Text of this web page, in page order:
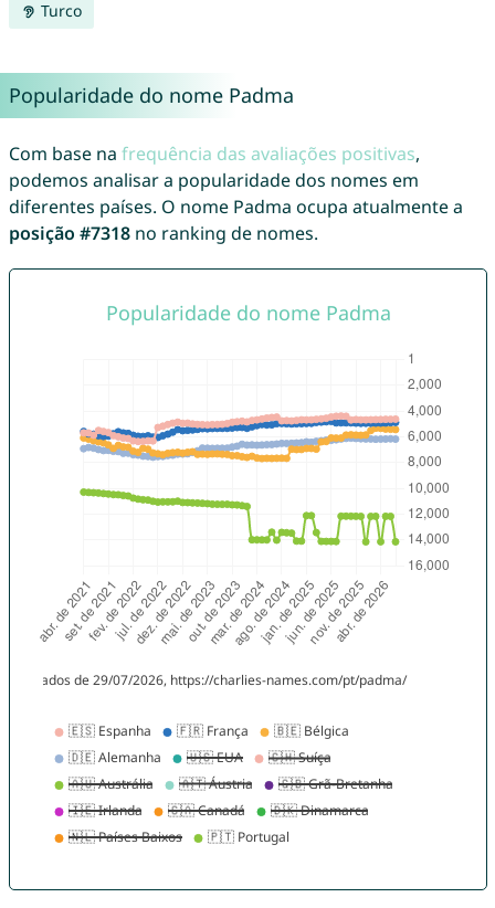
Turco
Popularidade do nome Padma
Com base na frequência das avaliações positivas,
podemos analisar a popularidade dos nomes em
diferentes países. O nome Padma ocupa atualmente a
posição #7318no ranking de nomes.